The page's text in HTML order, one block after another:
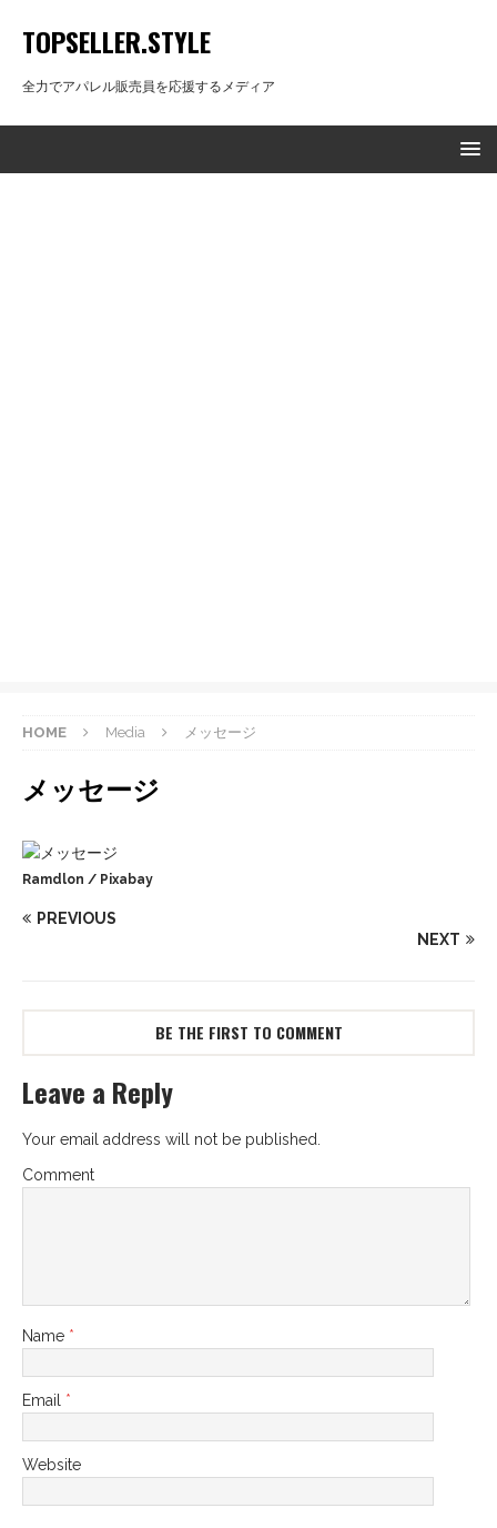
TOPSELLER.STYLE
全力でアパレル販売員を応援するメディア
HOME Media メッセージ
メッセージ
Ramdlon / Pixabay
PREVIOUS
NEXT
BE THE FIRST TO COMMENT
Leave a Reply
Your email address will not be published.
Comment
Name *
Email *
Website